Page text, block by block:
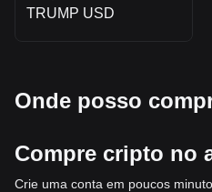
TRUMP USD
Onde posso
Compre cripto no
Crie uma conta em poucos